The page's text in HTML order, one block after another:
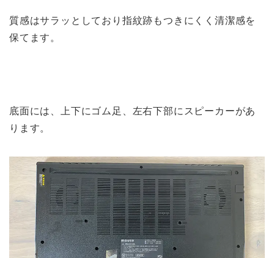
質感はサラッとしており指紋跡もつきにくく清潔感を
保てます。
底面には、上下にゴム足、左右下部にスピーカーがあ
ります。